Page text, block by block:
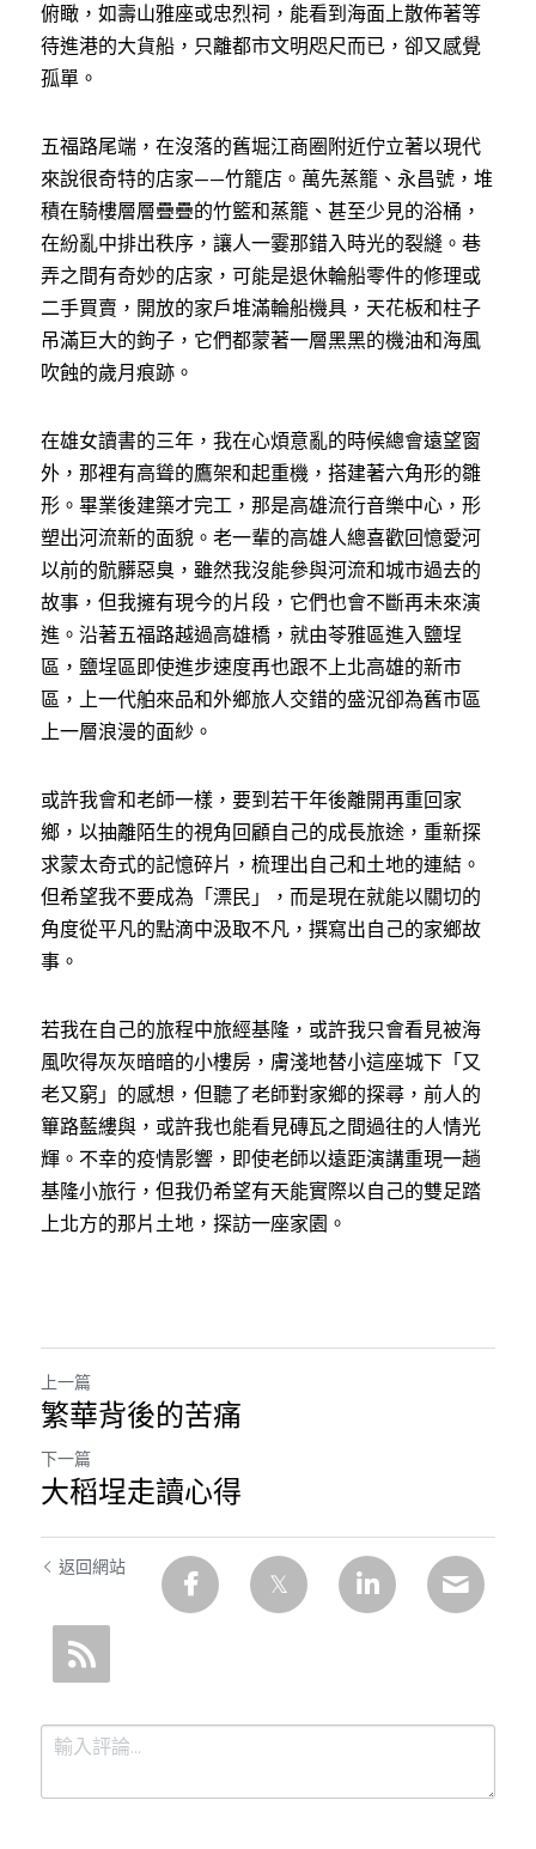
俯瞰，如壽山雅座或忠烈祠，能看到海面上散佈著等
待進港的大貨船，只離都市文明咫尺而已，卻又感覺
孤單。
五福路尾端，在沒落的舊堀江商圈附近佇立著以現代
來說很奇特的店家——竹籠店。萬先蒸籠、永昌號，堆
積在騎樓層層疊疊的竹籃和蒸籠、甚至少見的浴桶，
在紛亂中排出秩序，讓人一霎那錯入時光的裂縫。巷
弄之間有奇妙的店家，可能是退休輪船零件的修理或
二手買賣，開放的家戶堆滿輪船機具，天花板和柱子
吊滿巨大的鉤子，它們都蒙著一層黑黑的機油和海風
吹蝕的歲月痕跡。
在雄女讀書的三年，我在心煩意亂的時候總會遠望窗
外，那裡有高聳的鷹架和起重機，搭建著六角形的雛
形。畢業後建築才完工，那是高雄流行音樂中心，形
塑出河流新的面貌。老一輩的高雄人總喜歡回憶愛河
以前的骯髒惡臭，雖然我沒能參與河流和城市過去的
故事，但我擁有現今的片段，它們也會不斷再未來演
進。沿著五福路越過高雄橋，就由苓雅區進入鹽埕
區，鹽埕區即使進步速度再也跟不上北高雄的新市
區，上一代舶來品和外鄉旅人交錯的盛況卻為舊市區
上一層浪漫的面紗。
或許我會和老師一樣，要到若干年後離開再重回家
鄉，以抽離陌生的視角回顧自己的成長旅途，重新探
求蒙太奇式的記憶碎片，梳理出自己和土地的連結。
但希望我不要成為「漂民」，而是現在就能以關切的
角度從平凡的點滴中汲取不凡，撰寫出自己的家鄉故
事。
若我在自己的旅程中旅經基隆，或許我只會看見被海
風吹得灰灰暗暗的小樓房，膚淺地替小這座城下「又
老又窮」的感想，但聽了老師對家鄉的探尋，前人的
篳路藍縷與，或許我也能看見磚瓦之間過往的人情光
輝。不幸的疫情影響，即使老師以遠距演講重現一趟
基隆小旅行，但我仍希望有天能實際以自己的雙足踏
上北方的那片土地，探訪一座家園。
上一篇
繁華背後的苦痛
下一篇
大稻埕走讀心得
返回網站